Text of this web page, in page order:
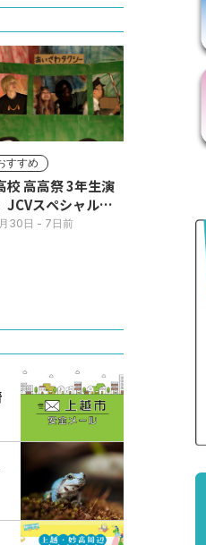
すすめ
校 高高祭 3年生演
JCVスペシャルで
30日 - 7日前